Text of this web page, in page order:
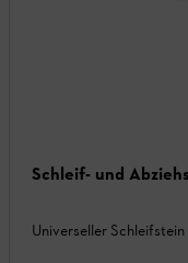
Schleif- und
Universeller